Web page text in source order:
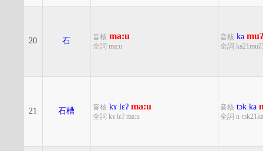
20 石 音核 ma:u
全詞 ma:u
音核 ka muʔ
全詞
21 石槽 音核 kɤ lɛʔ ma:u
全詞 kɤ lɛʔ ma:u
音核 tɔk ka
全詞